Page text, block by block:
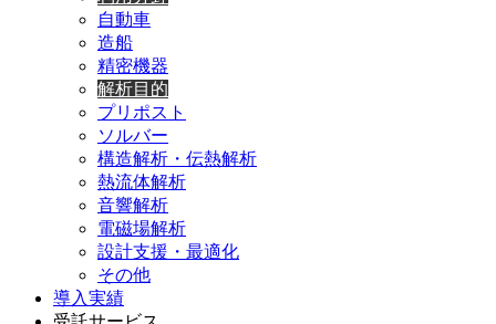
自動車
造船
精密機器
解析目的
プリポスト
ソルバー
構造解析・伝熱解析
熱流体解析
音響解析
電磁場解析
設計支援・最適化
その他
導入実績